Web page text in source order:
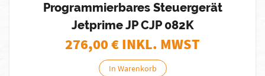
Programmierbares Steuergerät
Jetprime JP CJP 082K
276,00€ INKL. MWST
In Warenkorb